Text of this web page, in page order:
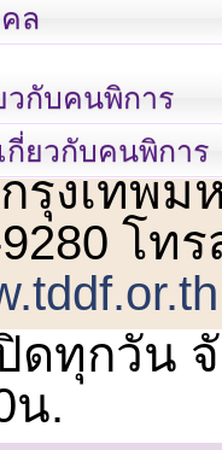
ล
วกับคนพิการ
กี่ยวกับคนพิการ
ถนนวิ
รุงเทพม
โท
ดทุกวัน
น.